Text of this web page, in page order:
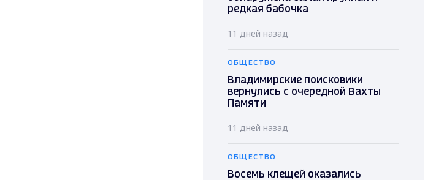
редкая бабочка
11 дней назад
ОБЩЕСТВО
Владимирские поисковики
вернулись с очередной Вахты
Памяти
11 дней назад
ОБЩЕСТВО
Восемь клещей оказались